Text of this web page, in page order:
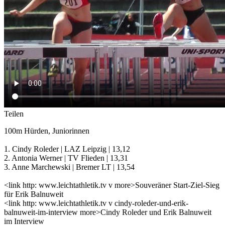
Teilen
100m Hürden, Juniorinnen
1. Cindy Roleder | LAZ Leipzig | 13,12
2. Antonia Werner | TV Flieden | 13,31
3. Anne Marchewski | Bremer LT | 13,54
<link http: www.leichtathletik.tv v more>Souveräner Start-Ziel-Sieg
für Erik Balnuweit
<link http: www.leichtathletik.tv v cindy-roleder-und-erik-
balnuweit-im-interview more>Cindy Roleder und Erik Balnuweit
im Interview